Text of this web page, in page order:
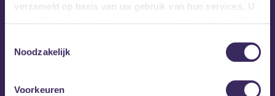
verzameld op basis van uw gebruik van hun services. U
Noodzakelijk
Voorkeuren
26 maart 2026